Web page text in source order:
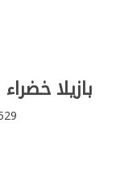
بازيلا خضراء